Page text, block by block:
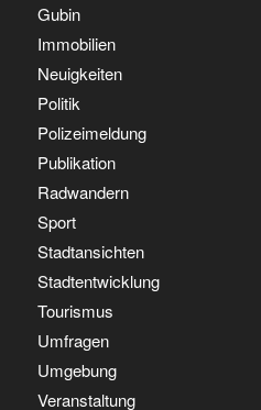
Gubin
Immobilien
Neuigkeiten
Politik
Polizeimeldung
Publikation
Radwandern
Sport
Stadtansichten
Stadtentwicklung
Tourismus
Umfragen
Umgebung
Veranstaltung